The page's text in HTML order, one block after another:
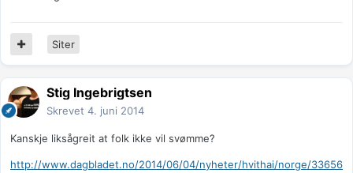
Siter
Stig Ingebrigtsen
Skrevet 4. juni 2014
Kanskje liksågreit at folk ikke vil svømme?
http://www.dagbladet.no/2014/06/04/nyheter/hvithai/norge/33656